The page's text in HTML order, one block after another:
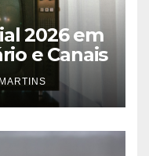
2026 em
e Canais